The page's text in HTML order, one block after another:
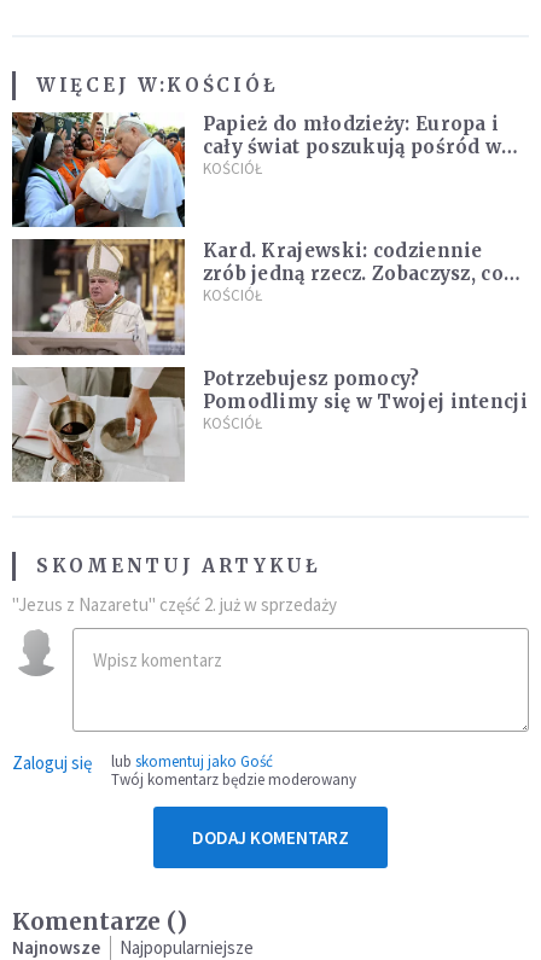
WIĘCEJ W:KOŚCIÓŁ
Papież do młodzieży: Europa i
cały świat poszukują pośród was
nowych świętych
KOŚCIÓŁ
Kard. Krajewski: codziennie
zrób jedną rzecz. Zobaczysz, co
stanie się z twoim życiem
KOŚCIÓŁ
Potrzebujesz pomocy?
Pomodlimy się w Twojej intencji
KOŚCIÓŁ
SKOMENTUJ ARTYKUŁ
"Jezus z Nazaretu" część 2. już w sprzedaży
Zaloguj się lub skomentuj jako Gość
Twój komentarz będzie moderowany
DODAJ KOMENTARZ
Komentarze ()
Najnowsze Najpopularniejsze